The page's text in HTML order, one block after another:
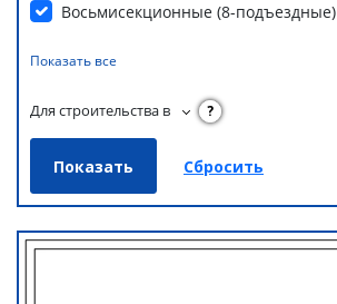
Восьмисекционные (8-подъездные)
Показать все
Для строительства в ?